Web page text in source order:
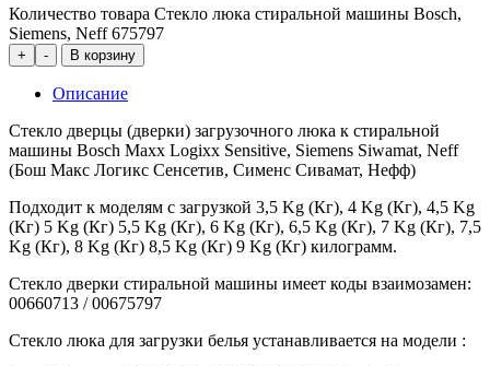
Количество товара Стекло люка стиральной машины Bosch,
Siemens, Neff 675797
+ - В корзину
Описание
Стекло дверцы (дверки) загрузочного люка к стиральной
машины Bosch Maxx Logixx Sensitive, Siemens Siwamat, Neff
(Бош Макс Логикс Сенсетив, Сименс Сивамат, Нефф)
Подходит к моделям с загрузкой 3,5 Kg (Кг), 4 Kg (Кг), 4,5 Kg
(Кг) 5 Kg (Кг) 5,5 Kg (Кг), 6 Kg (Кг), 6,5 Kg (Кг), 7 Kg (Кг), 7,5
Kg (Кг), 8 Kg (Кг) 8,5 Kg (Кг) 9 Kg (Кг) килограмм.
Стекло дверки стиральной машины имеет коды взаимозамен:
00660713 / 00675797
Стекло люка для загрузки белья устанавливается на модели :